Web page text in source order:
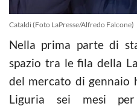
Cataldi (Foto LaPresse/Alfredo Falcone)
Nella prima parte di
spazio tra le fila della
del mercato di gennaio
Liguria sei mesi